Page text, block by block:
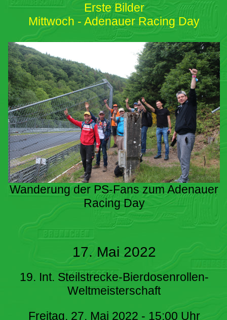
Erste Bilder
Mittwoch - Adenauer Racing Day
Wanderung der PS-Fans zum Adenauer
Racing Day
17. Mai 2022
19. Int. Steilstrecke-Bierdosenrollen-
Weltmeisterschaft
Freitag, 27. Mai 2022 - 15:00 Uhr